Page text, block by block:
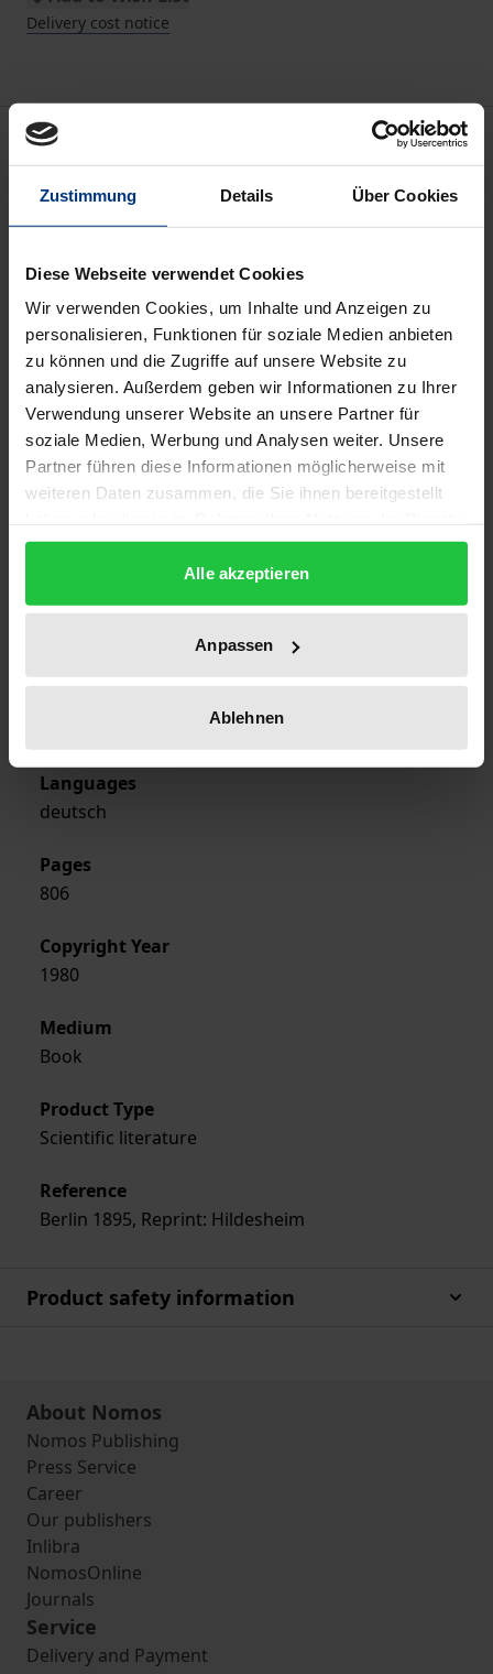
Zustimmung Details Über Cookies
Diese Webseite verwendet Cookies
Wir verwenden Cookies, um Inhalte und Anzeigen zu
personalisieren, Funktionen für soziale Medien anbieten
zu können und die Zugriffe auf unsere Website zu
analysieren. Außerdem geben wir Informationen zu Ihrer
Verwendung unserer Website an unsere Partner für
soziale Medien, Werbung und Analysen weiter. Unsere
Partner führen diese Informationen möglicherweise mit
weiteren Daten zusammen, die Sie ihnen bereitgestellt
gesammelt haben.
Alle akzeptieren
Anpassen
Ablehnen
Delivery cost notice
Bibliographical data
978-3-487-06939-5
Subtitle
Band 07: Die Poesie (Fortsetzung)
Publication Date
Jan 1, 1980
Year of Publication
Publisher
Georg Olms Verlag
Languages
deutsch
Pages
806
Copyright Year
1980
Medium
Book
Product Type
Scientific literature
Reference
Berlin 1895, Reprint: Hildesheim
Product safety information
About Nomos
Nomos Publishing
Press Service
Career
Our publishers
Inlibra
NomosOnline
Journals
Service
Delivery and Payment